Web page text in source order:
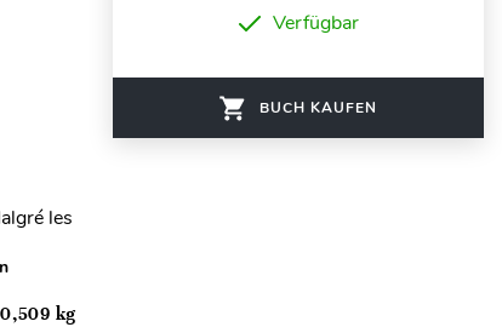
les
0,509 kg
Verfügbar
BUCH KAUFEN